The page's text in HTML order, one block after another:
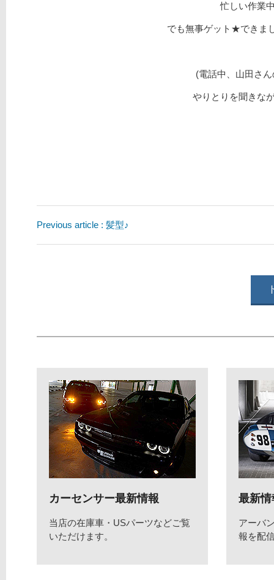
忙しい作業
でも無事ゲット★でき
(電話中、山田さ
やりとりを聞き
Previous article : 髪型♪
カーセンサー最新情報
当店の在庫車・USパーツなどご覧
いただけます。
最新情
アーバ
報を配